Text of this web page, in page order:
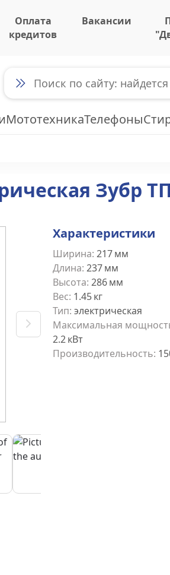
Оплата
кредитов
Вакансии
МототехникаТелефоны
Зубр
Характеристики
Ширина: 217мм
Длина: 237мм
Высота: 286мм
Вес: 1.45кг
Тип: электрическая
Максимальная
2.2кВт
Производительность: